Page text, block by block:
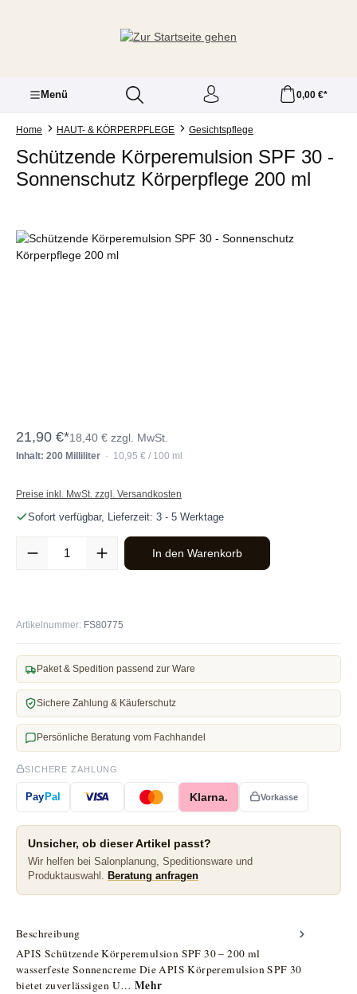
Menü 0,00 €*
Home HAUT- & KÖRPERPFLEGE Gesichtspflege
Schützende Körperemulsion SPF 30 -
Sonnenschutz Körperpflege 200 ml
Bildergalerie überspringen
21,90 €*18,40 € zzgl. MwSt.
Inhalt: 200 Milliliter · 10,95 € / 100 ml
Preise inkl. MwSt. zzgl. Versandkosten
Sofort verfügbar, Lieferzeit: 3 - 5 Werktage
Produkt Anzahl: Gib den gewünschten Wert ein oder benutze die
In den Warenkorb
Artikelnummer: FS80775
Paket & Spedition passend zur Ware
Sichere Zahlung & Käuferschutz
Persönliche Beratung vom Fachhandel
SICHERE ZAHLUNG
PayPal Klarna. Vorkasse
Unsicher, ob dieser Artikel passt?
Wir helfen bei Salonplanung, Speditionsware und
Produktauswahl.
Beratung anfragen
Beschreibung
APIS Schützende Körperemulsion SPF 30 – 200 ml
wasserfeste Sonnencreme Die APIS Körperemulsion SPF 30
bietet zuverlässigen U… Mehr